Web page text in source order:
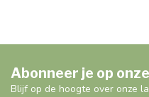
Abonneer je op
Blijf op de hoogte over onze